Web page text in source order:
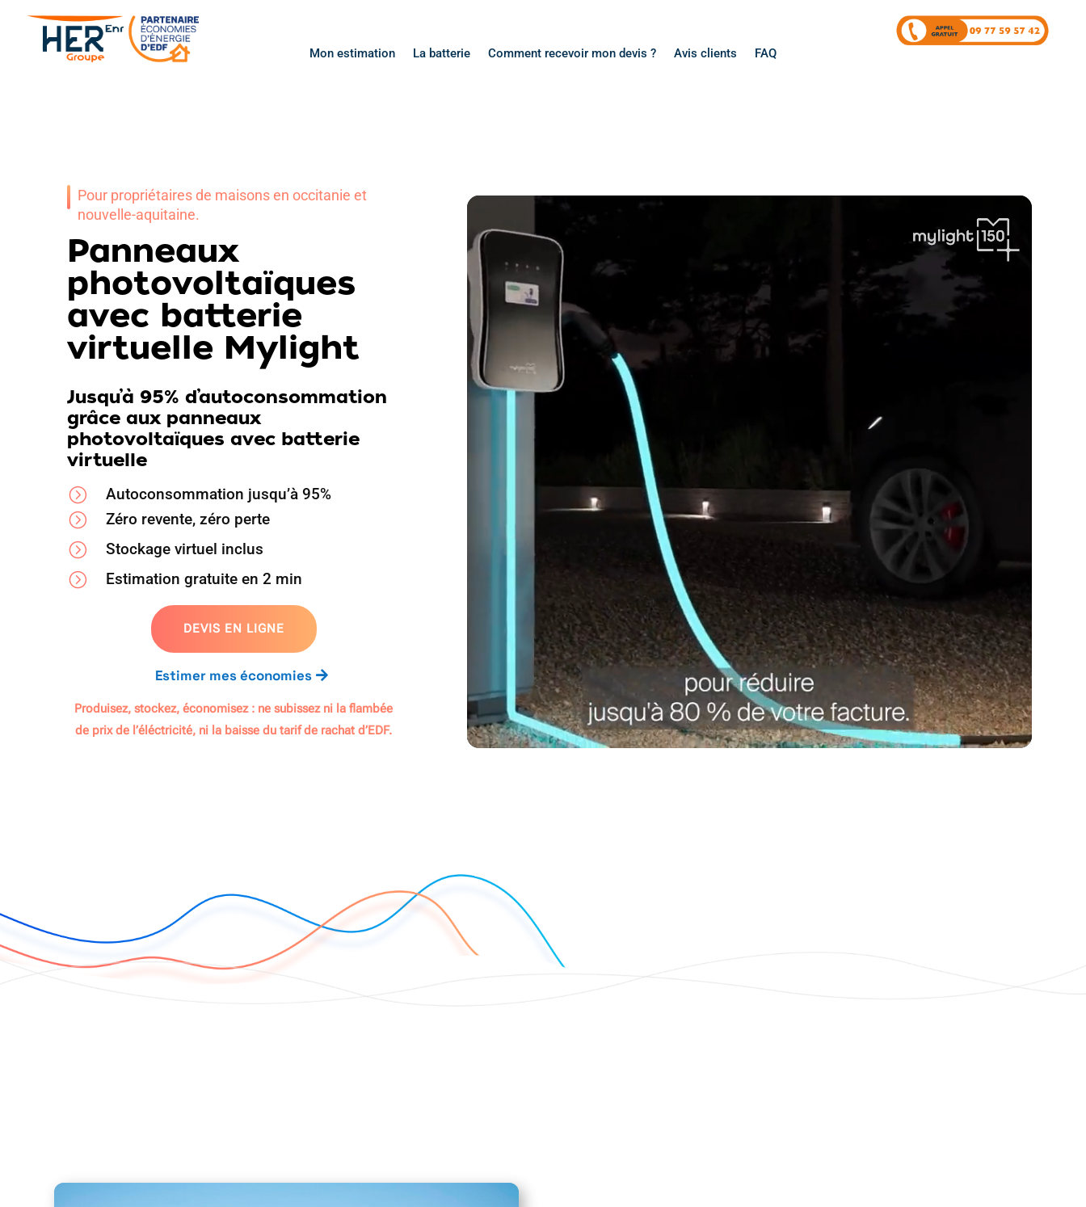
Pour propriétaires de maisons en occitanie et
nouvelle-aquitaine.
Panneaux
photovoltaïques
avec batterie
virtuelle Mylight
Jusqu’à 95% d’autoconsommation
grâce aux panneaux
photovoltaïques avec batterie
virtuelle
=
Autoconsommation jusqu’à 95%
=
Zéro revente, zéro perte
=
Stockage virtuel inclus
=
Estimation gratuite en 2 min
DEVIS EN LIGNE
Estimer mes économies
Produisez, stockez, économisez : ne subissez ni la flambée
de prix de l’éléctricité, ni la baisse du tarif de rachat d’EDF.
Lecteur
Mon estimation La batterie Comment recevoir mon devis ? Avis clients FAQ